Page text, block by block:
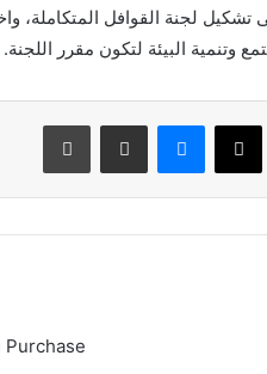
تشكيل لجنة القوافل
وتنمية البيئة لتكون مقرر اللجنة.
X ماسنجر مشاركة عبر البريد طباعة
Purchase